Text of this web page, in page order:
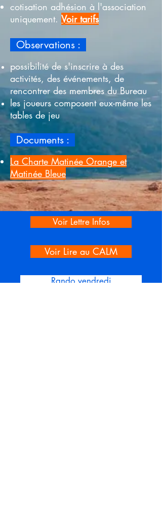
cotisation adhésion à l'association
uniquement. Voir tarifs
Observations :
possibilité de s'inscrire à des
activités, des événements, de
rencontrer des membres du Bureau
les joueurs composent eux-même les
tables de jeu
Documents :
La Charte Matinée Orange et
Matinée Bleue
Voir Lettre Infos
Voir Lire au CALM
Rando vendredi